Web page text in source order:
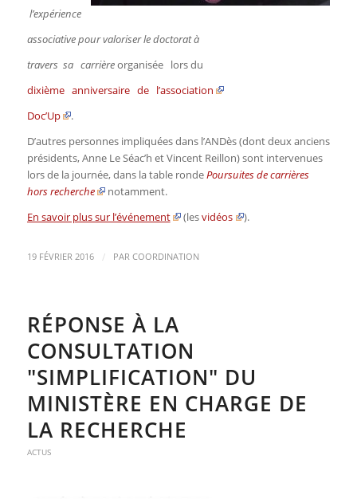
l’expérience
associative pour valoriser le doctorat à
travers sa carrièreorganisée lors du
dixième anniversaire de l’association
Doc’Up
.
D’autres personnes impliquées dans l’ANDès (dont deux anciens
présidents, Anne Le Séac’h et Vincent Reillon) sont intervenues
lors de la journée, dans la table rondePoursuites de carrières
hors recherche
notamment.
En savoir plus sur l’événement
(lesvidéos ).
19 FÉVRIER 2016 / PAR COORDINATION
RÉPONSE À LA
CONSULTATION
"SIMPLIFICATION" DU
MINISTÈRE EN CHARGE DE
LA RECHERCHE
ACTUS